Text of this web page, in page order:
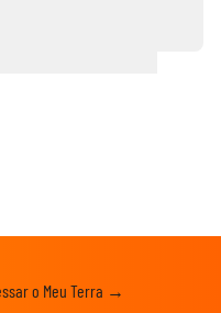
o Meu Terra →